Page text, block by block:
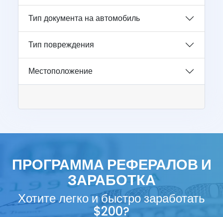
Тип документа на автомобиль
Тип повреждения
Местоположение
ПРОГРАММА РЕФЕРАЛОВ И
ЗАРАБОТКА
Хотите легко и быстро заработать
$200?